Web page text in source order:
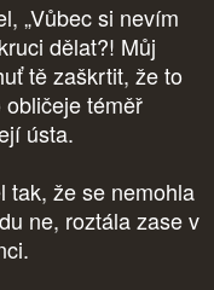
„Vůbec si nevím
dělat?! Můj
tě zaškrtit, že to
téměř
ústa.
tak, že se nemohla
ne, roztála zase v